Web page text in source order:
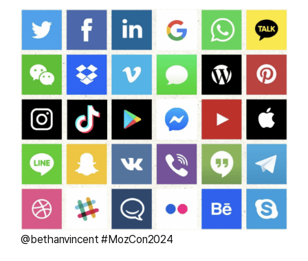
@bethanvincent #MozCon2024